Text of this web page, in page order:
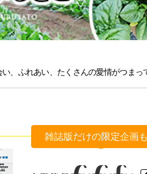
、ふれあい、たくさんの愛情がつまっ
雑誌版だけの限定企画も